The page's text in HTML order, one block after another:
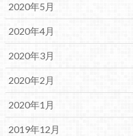
2020年5月
2020年4月
2020年3月
2020年2月
2020年1月
2019年12月